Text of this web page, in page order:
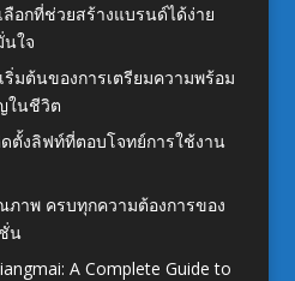
อกที่ช่วยสร้างแบรนด์ได้ง่าย
ใจ
มต้นของการเตรียมความพร้อม
ในชีวิต
ตั้งลิฟท์ที่ตอบโจทย์การใช้งาน
ภาพ ครบทุกความต้องการของ
น
A Complete Guide to